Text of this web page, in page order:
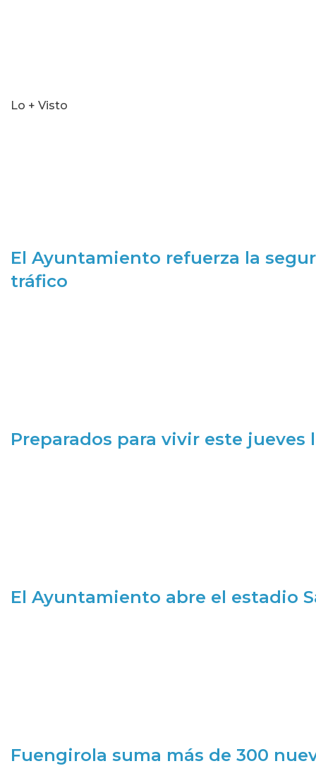
Lo + Visto
El Ayuntamiento refuerza la
tráfico
Preparados para vivir este jueves
El Ayuntamiento abre el estadio
Fuengirola suma más de 300